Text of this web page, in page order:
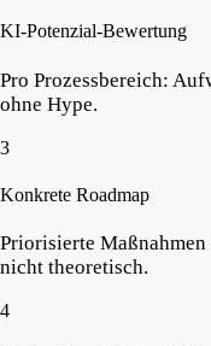
KI-Potenzial-Bewertung
Pro Prozessbereich:
ohne Hype.
3
Konkrete Roadmap
Priorisierte
nicht theoretisch.
4